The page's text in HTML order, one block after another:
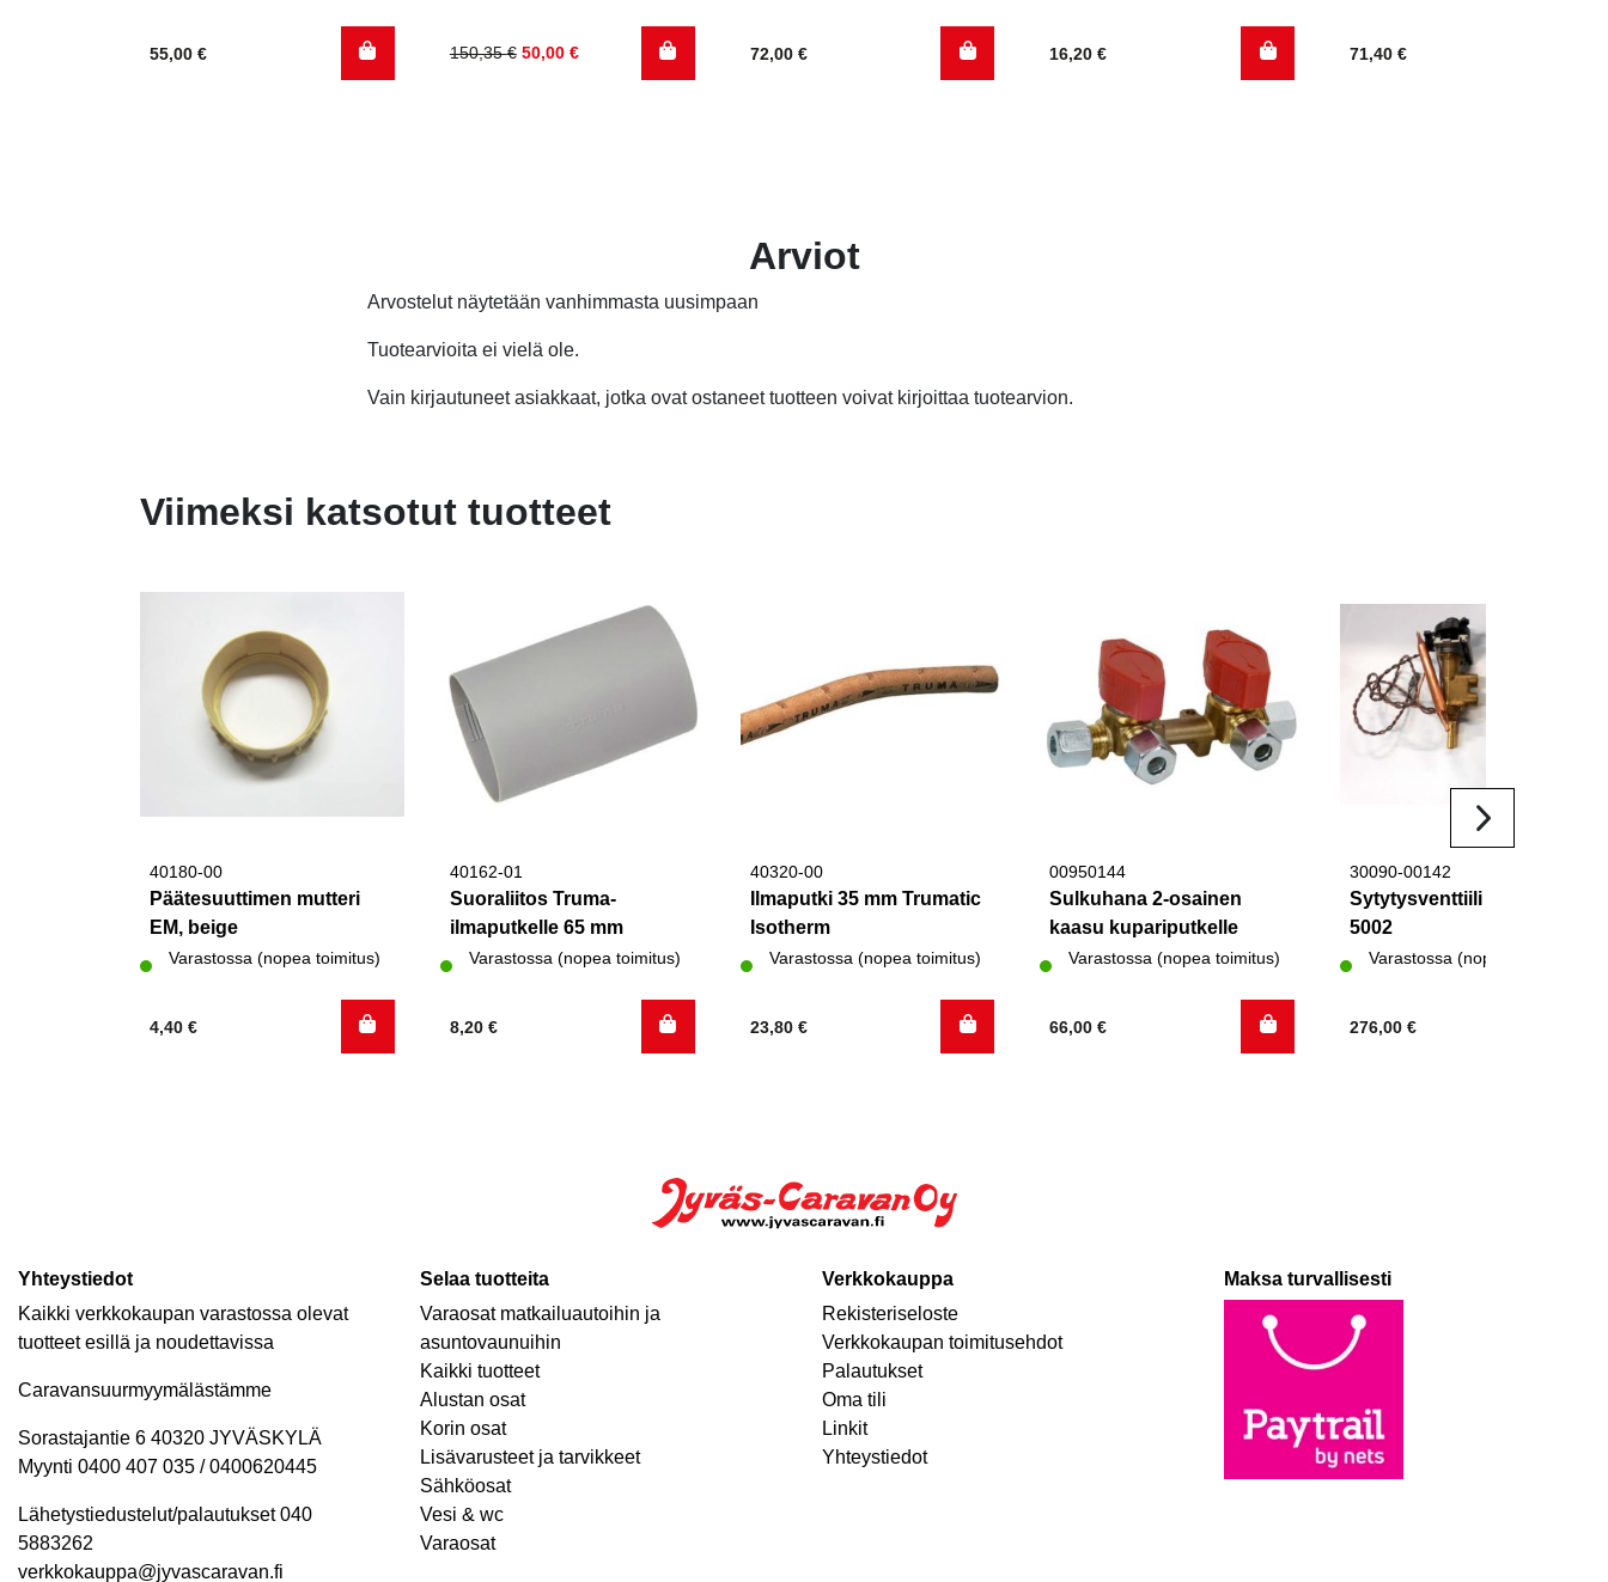
55,00 € 150,35€
Alkuperäinen
50,00 €
Nykyinen
72,00 € 16,20€ 71,40€
Arviot
Arvostelut näytetään vanhimmasta uusimpaan
Tuotearvioita ei vielä ole.
Vain kirjautuneet asiakkaat, jotka ovat ostaneet tuotteen voivat kirjoittaa tuotearvion.
Viimeksi katsotut tuotteet
40180-00
Päätesuuttimen mutteri
EM, beige
Varastossa (nopea toimitus)
4,40 €
40162-01
Suoraliitos Truma-
ilmaputkelle 65 mm
Varastossa (nopea toimitus)
8,20 €
40320-00
Ilmaputki 35 mm Trumatic
Isotherm
Varastossa (nopea toimitus)
23,80 €
00950144
Sulkuhana 2-osainen
kaasu kupariputkelle
Varastossa (nopea toimitus)
66,00€
30090-00142
Sytytysventtiili S3002 ja
5002
Varastossa (nopea toimitus)
276,00€
Yhteystiedot
Kaikki verkkokaupan varastossa olevat
tuotteet esillä ja noudettavissa
Caravansuurmyymälästämme
Sorastajantie 6 40320 JYVÄSKYLÄ
Myynti 0400 407 035 / 0400620445
Lähetystiedustelut/palautukset 040
5883262
verkkokauppa@jyvascaravan.fi
Selaa tuotteita
Varaosat matkailuautoihin ja
asuntovaunuihin
Kaikki tuotteet
Alustan osat
Korin osat
Lisävarusteet ja tarvikkeet
Sähköosat
Vesi & wc
Varaosat
Verkkokauppa
Rekisteriseloste
Verkkokaupan toimitusehdot
Palautukset
Oma tili
Linkit
Yhteystiedot
Maksa turvallisesti